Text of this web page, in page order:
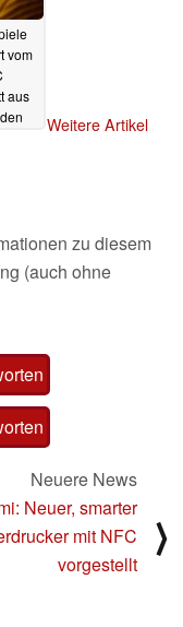
vom
aus
Weitere Artikel
zu diesem
(auch ohne
Neuere News
Neuer, smarter
mit NFC
vorgestellt
⟩